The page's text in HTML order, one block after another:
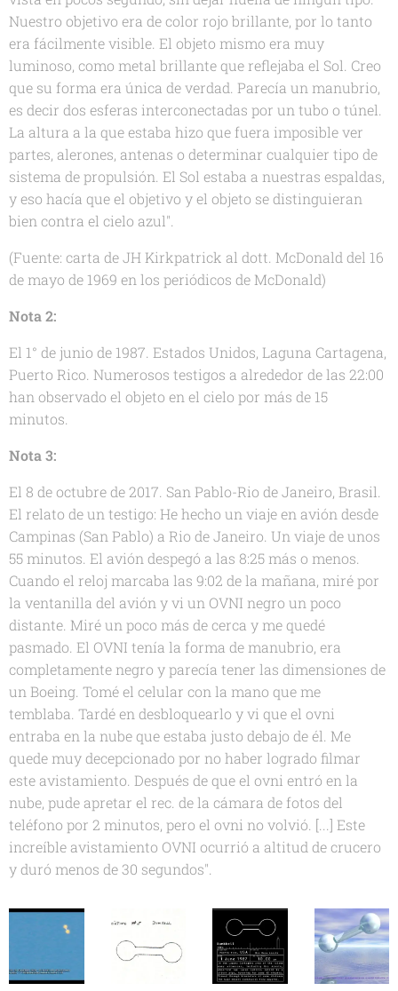
Nuestro objetivo era de color rojo brillante, por lo tanto
era fácilmente visible. El objeto mismo era muy
luminoso, como metal brillante que reflejaba el Sol. Creo
que su forma era única de verdad. Parecía un manubrio,
es decir dos esferas interconectadas por un tubo o túnel.
La altura a la que estaba hizo que fuera imposible ver
partes, alerones, antenas o determinar cualquier tipo de
sistema de propulsión. El Sol estaba a nuestras espaldas,
y eso hacía que el objetivo y el objeto se distinguieran
bien contra el cielo azul".
(Fuente: carta de JH Kirkpatrick al dott. McDonald del 16
de mayo de 1969 en los periódicos de McDonald)
Nota 2:
El 1° de junio de 1987. Estados Unidos, Laguna Cartagena,
Puerto Rico. Numerosos testigos a alrededor de las 22:00
han observado el objeto en el cielo por más de 15
minutos.
Nota 3:
El 8 de octubre de 2017. San Pablo-Rio de Janeiro, Brasil.
El relato de un testigo: He hecho un viaje en avión desde
Campinas (San Pablo) a Rio de Janeiro. Un viaje de unos
55 minutos. El avión despegó a las 8:25 más o menos.
Cuando el reloj marcaba las 9:02 de la mañana, miré por
la ventanilla del avión y vi un OVNI negro un poco
distante. Miré un poco más de cerca y me quedé
pasmado. El OVNI tenía la forma de manubrio, era
completamente negro y parecía tener las dimensiones de
un Boeing. Tomé el celular con la mano que me
temblaba. Tardé en desbloquearlo y vi que el ovni
entraba en la nube que estaba justo debajo de él. Me
quede muy decepcionado por no haber logrado filmar
este avistamiento. Después de que el ovni entró en la
nube, pude apretar el rec. de la cámara de fotos del
teléfono por 2 minutos, pero el ovni no volvió. [...] Este
increíble avistamiento OVNI ocurrió a altitud de crucero
y duró menos de 30 segundos".